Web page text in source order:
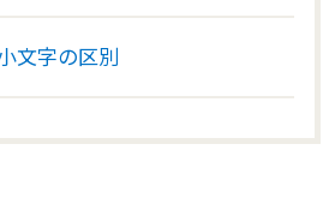
文字の区別